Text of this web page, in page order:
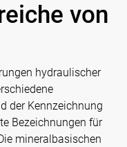
von
hydraulischer
der Kennzeichnung
Bezeichnungen für
mineralbasischen